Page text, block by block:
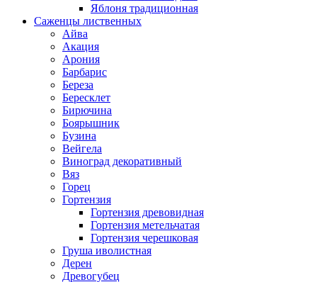
Яблоня традиционная
Саженцы лиственных
Айва
Акация
Арония
Барбарис
Береза
Бересклет
Бирючина
Боярышник
Бузина
Вейгела
Виноград декоративный
Вяз
Горец
Гортензия
Гортензия древовидная
Гортензия метельчатая
Гортензия черешковая
Груша иволистная
Дерен
Древогубец